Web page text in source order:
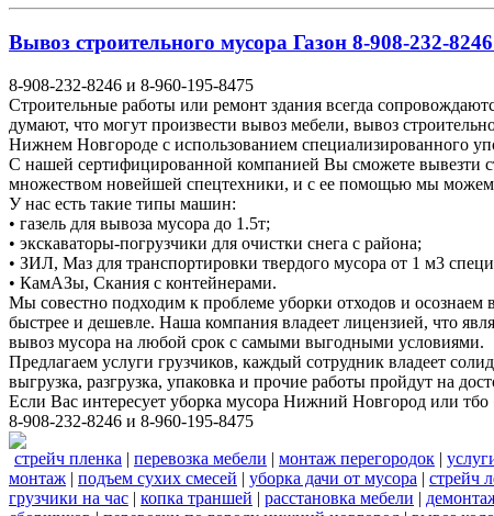
Вывоз строительного мусора Газон 8-908-232-
8-908-232-8246 и 8-960-195-8475
Строительные работы или ремонт здания всегда
думают, что могут произвести вывоз мебели, вывоз
Нижнем Новгороде с использованием специализированного
С нашей сертифицированной компанией Вы сможете вывезти
множеством новейшей спецтехники, и с ее помощью мы можем
У нас есть такие типы машин:
• газель для вывоза мусора до 1.5т;
• экскаваторы-погрузчики для очистки снега с района;
• ЗИЛ, Маз для транспортировки твердого мусора от 1 м3
• КамАЗы, Скания с контейнерами.
Мы совестно подходим к проблеме уборки отходов и
быстрее и дешевле. Наша компания владеет лицензией, что
вывоз мусора на любой срок с самыми выгодными условиями.
Предлагаем услуги грузчиков, каждый сотрудник владеет
выгрузка, разгрузка, упаковка и прочие работы пройдут на
Если Вас интересует уборка мусора Нижний Новгород или
8-908-232-8246 и 8-960-195-8475
стрейч пленка | перевозка мебели | монтаж перегородок |
монтаж | подъем сухих смесей | уборка дачи от мусора | стрейч
грузчики на час | копка траншей | расстановка мебели |